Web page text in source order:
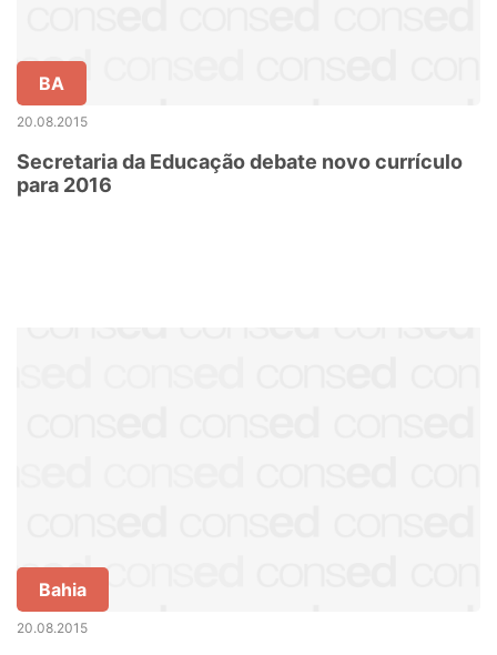
BA
20.08.2015
Secretaria da Educação debate novo currículo
para 2016
Bahia
20.08.2015